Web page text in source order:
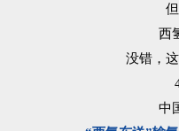
西
没错，
中